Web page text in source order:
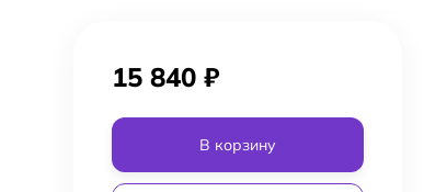
15 840 ₽
В корзину